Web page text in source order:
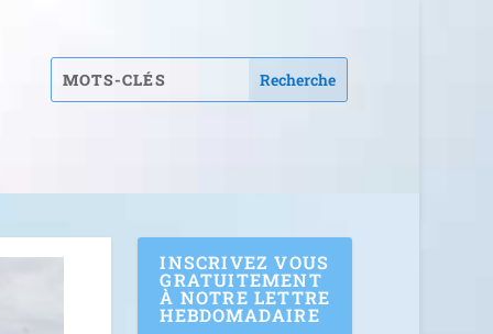
INSCRIVEZ VOUS
GRATUITEMENT
À NOTRE LETTRE
HEBDOMADAIRE